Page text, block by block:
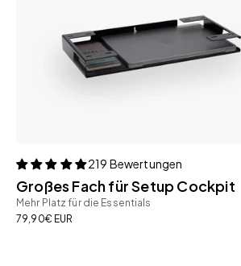
219 Bewertungen
Großes Fach für Setup Cockpit
Mehr Platz für die Essentials
Angebot
79,90€ EUR